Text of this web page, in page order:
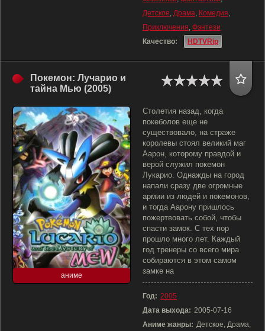
Детское, Драма, Комедия,
Приключения, Фэнтези
Качество:
HDTVRip
Покемон: Лучарио и
тайна Мью (2005)
аниме
Столетия назад, когда
покеболов еще не
существовало, на страже
королевы стоял великий маг
Аарон, которому правдой и
верой служил покемон
Лукарио. Однажды на город
напали сразу две огромные
армии из людей и покемонов,
и тогда Аарону пришлось
пожертвовать собой, чтобы
спасти замок. С тех пор
прошло много лет. Каждый
год тренеры со всего мира
собираются в этом самом
замке на
Год: 2005
Дата выхода: 2005-07-16
Аниме жанры: Детское, Драма,